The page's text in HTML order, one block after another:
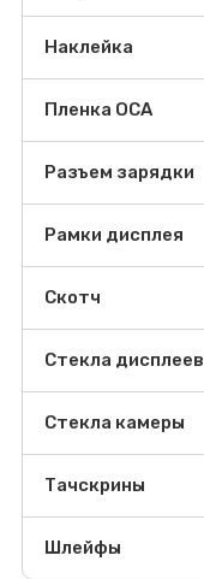
Наклейка
Пленка OCA
Разъем зарядки
Рамки дисплея
Скотч
Стекла дисплеев
Стекла камеры
Тачскрины
Шлейфы